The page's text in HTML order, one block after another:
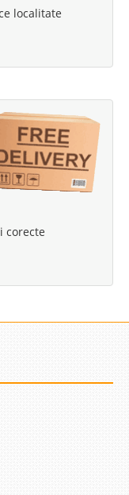
localitate
corecte